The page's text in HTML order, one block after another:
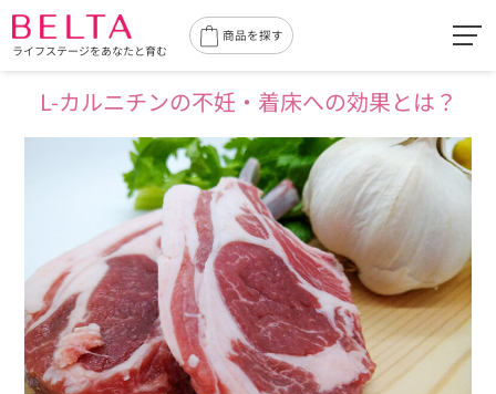
ライフステージをあなたと育む
商品を探す
L-カルニチンの不妊・着床への効果とは？